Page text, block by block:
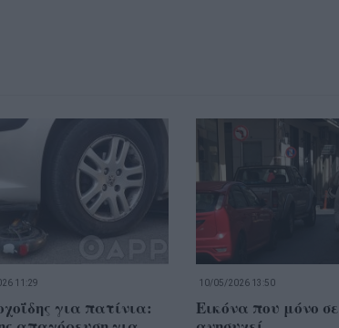
11:29
για πατίνια:
10/05/2026 13:50
Εικόνα που μόνο σε